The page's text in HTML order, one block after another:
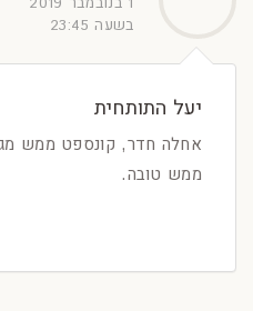
בשעה 23:45
יעל התותחית
אחלה חדר, קונספט ממש
ממש טובה.